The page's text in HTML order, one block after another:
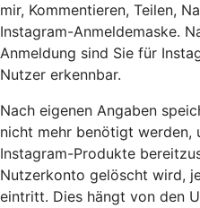
mir, Kommentieren, Teilen,
Instagram-Anmeldemaske.
Anmeldung sind Sie für
Nutzer erkennbar.
Nach eigenen Angaben
nicht mehr benötigt werden,
Instagram-Produkte
Nutzerkonto gelöscht wird,
eintritt. Dies hängt von den